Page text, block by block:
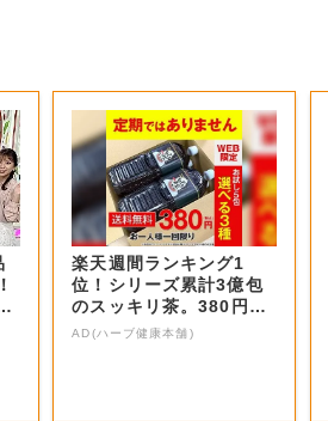
楽天週間ランキング1
位！シリーズ累計3億包
のスッキリ茶。380円で
お試し
AD(ハーブ健康本舗)